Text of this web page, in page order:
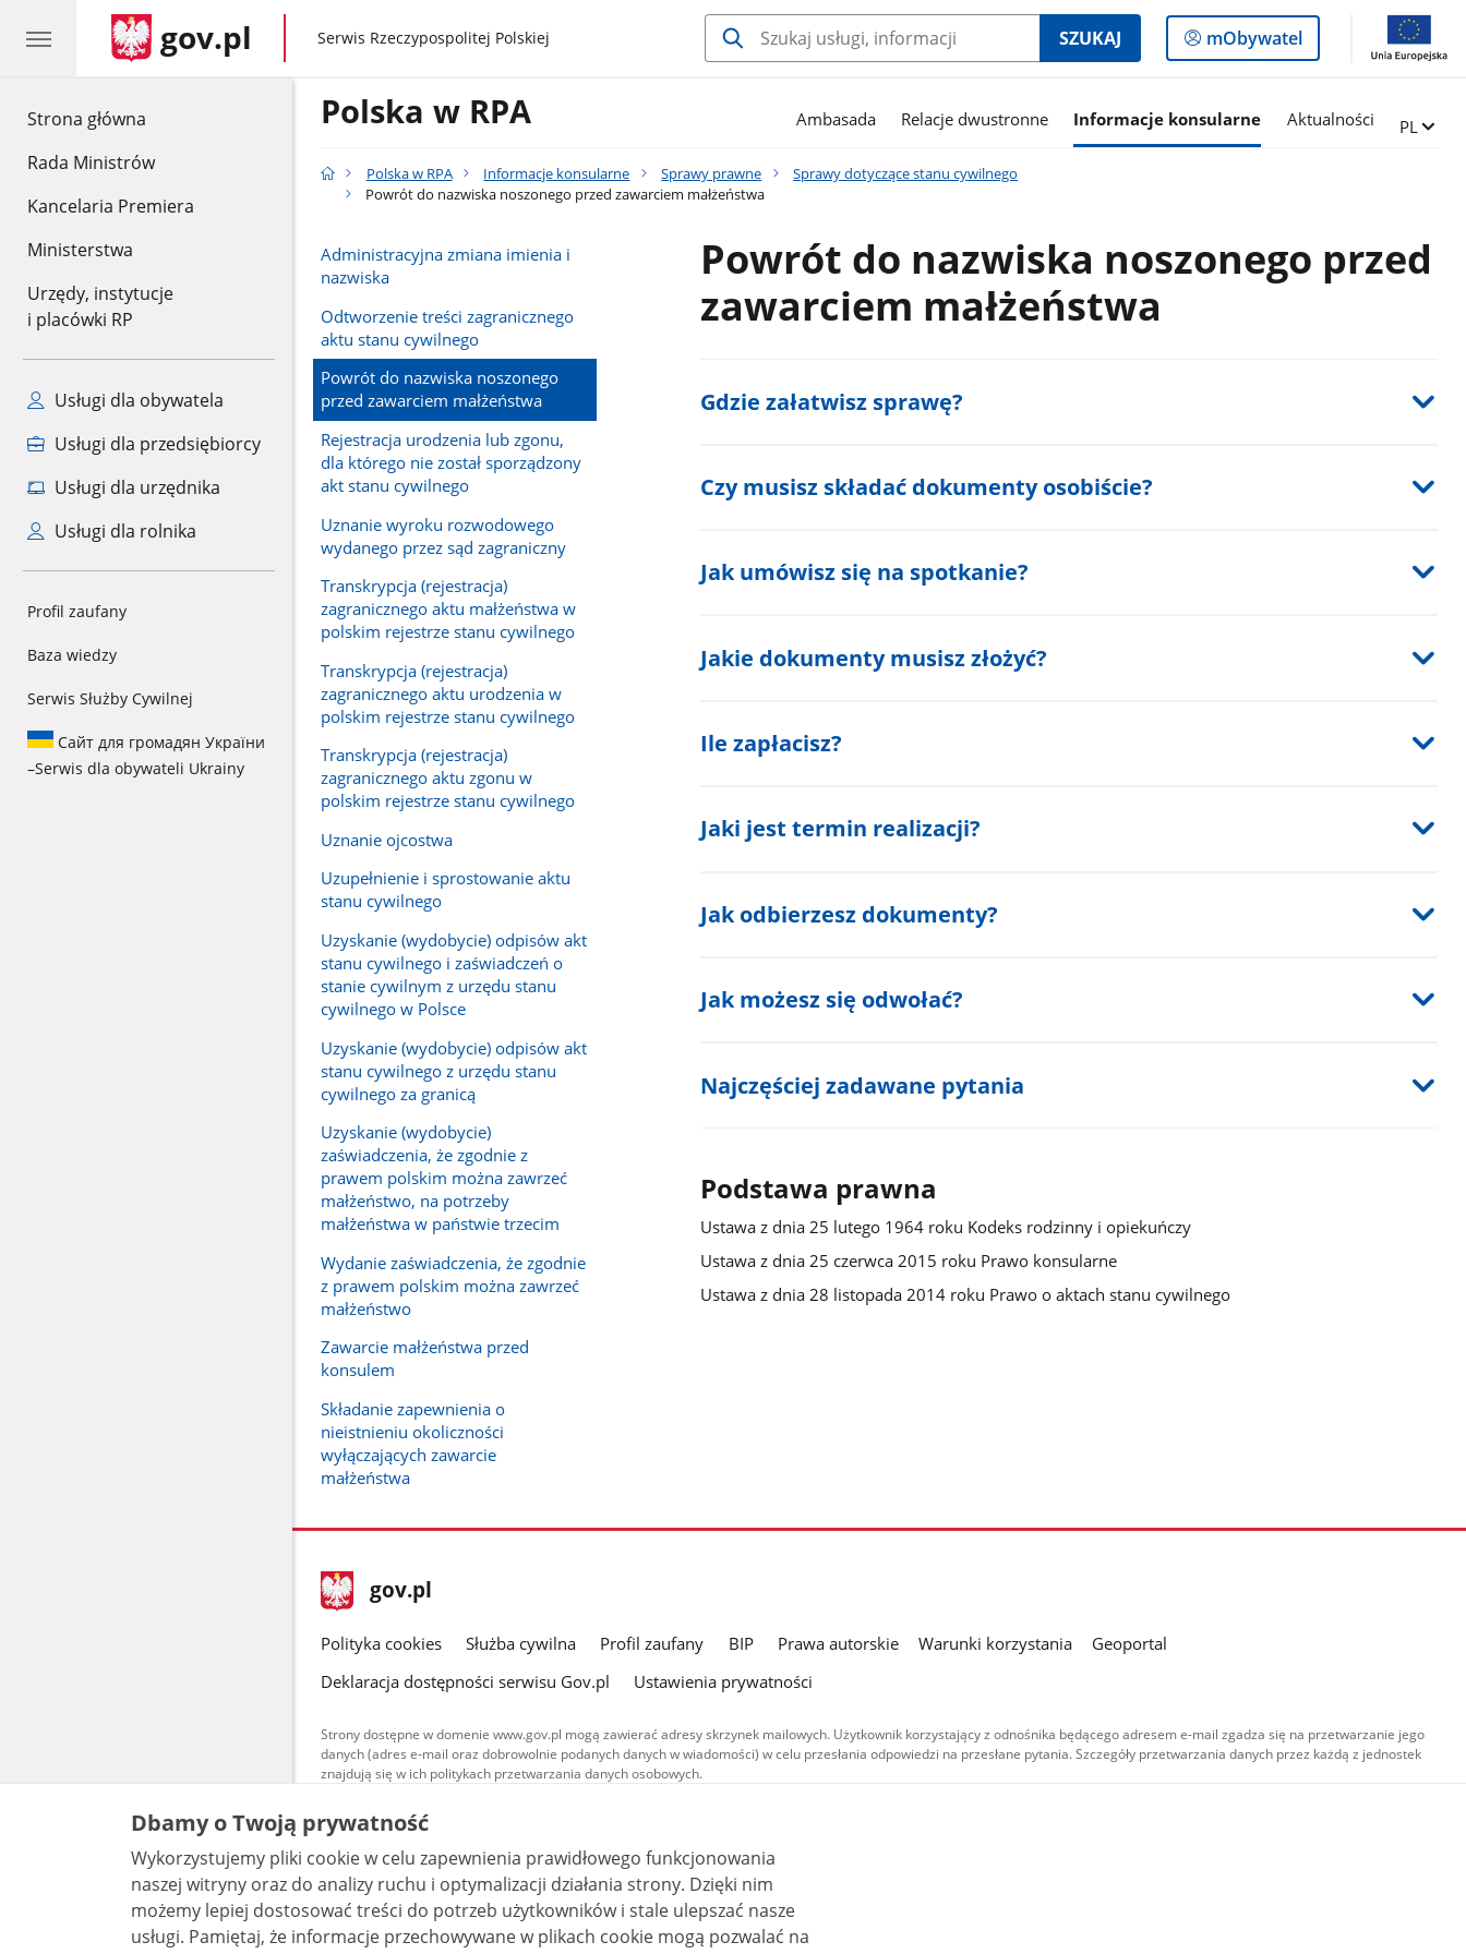
Strona główna
Rada Ministrów
Kancelaria Premiera
Ministerstwa
Urzędy, instytucje
i placówki RP
Usługi dla obywatela
Usługi dla przedsiębiorcy
Usługi dla urzędnika
Usługi dla rolnika
Profil zaufany
Baza wiedzy
Serwis Służby Cywilnej
Сайт для громадян України
–Serwis dla obywateli Ukrainy
gov.pl gov.pl
Serwis Rzeczypospolitej Polskiej SZUKAJ
Logowanie
do
mObywatel
Polska w RPA Ambasada Relacje dwustronne Informacje konsularne Aktualności Zmień
PL
Polska w RPA Informacje konsularne Sprawy prawne
Sprawy dotyczące stanu cywilnego
Powrót do nazwiska noszonego przed zawarciem małżeństwa
Administracyjna zmiana imienia i
nazwiska
Odtworzenie treści zagranicznego
aktu stanu cywilnego
Powrót do nazwiska noszonego
przed zawarciem małżeństwa
Rejestracja urodzenia lub zgonu,
dla którego nie został sporządzony
akt stanu cywilnego
Uznanie wyroku rozwodowego
wydanego przez sąd zagraniczny
Transkrypcja (rejestracja)
zagranicznego aktu małżeństwa w
polskim rejestrze stanu cywilnego
Transkrypcja (rejestracja)
zagranicznego aktu urodzenia w
polskim rejestrze stanu cywilnego
Transkrypcja (rejestracja)
zagranicznego aktu zgonu w
polskim rejestrze stanu cywilnego
Uznanie ojcostwa
Uzupełnienie i sprostowanie aktu
stanu cywilnego
Uzyskanie (wydobycie) odpisów akt
stanu cywilnego i zaświadczeń o
stanie cywilnym z urzędu stanu
cywilnego w Polsce
Uzyskanie (wydobycie) odpisów akt
stanu cywilnego z urzędu stanu
cywilnego za granicą
Uzyskanie (wydobycie)
zaświadczenia, że zgodnie z
prawem polskim można zawrzeć
małżeństwo, na potrzeby
małżeństwa w państwie trzecim
Wydanie zaświadczenia, że zgodnie
z prawem polskim można zawrzeć
małżeństwo
Zawarcie małżeństwa przed
konsulem
Składanie zapewnienia o
nieistnieniu okoliczności
wyłączających zawarcie
małżeństwa
Powrót do nazwiska noszonego przed
zawarciem małżeństwa
Gdzie załatwisz sprawę?
Czy musisz składać dokumenty osobiście?
Jak umówisz się na spotkanie?
Jakie dokumenty musisz złożyć?
Ile zapłacisz?
Jaki jest termin realizacji?
Jak odbierzesz dokumenty?
Jak możesz się odwołać?
Najczęściej zadawane pytania
Podstawa prawna
Ustawa z dnia 25 lutego 1964 roku Kodeks rodzinny i opiekuńczy
Ustawa z dnia 25 czerwca 2015 roku Prawo konsularne
Ustawa z dnia 28 listopada 2014 roku Prawo o aktach stanu cywilnego
stopka
gov.pl Strona
gov.pl
gov.pl
Polityka cookies Służba cywilna Profil zaufany BIP Prawa autorskie Warunki korzystania
Geoportal
Deklaracja dostępności serwisu Gov.pl
Ustawienia prywatności
Strony dostępne w domenie www.gov.pl mogą zawierać adresy skrzynek mailowych. Użytkownik korzystający z odnośnika będącego adresem e-mail zgadza się na przetwarzanie jego
danych (adres e-mail oraz dobrowolnie podanych danych w wiadomości) w celu przesłania odpowiedzi na przesłane pytania. Szczegóły przetwarzania danych przez każdą z jednostek
znajdują się w ich politykach przetwarzania danych osobowych.
Treści tekstowe publikowane w serwisie (z wyłączeniem treści audiowizualnych), są
udostępniane na licencji typu Creative Commons: uznanie autorstwa - na tych samych
warunkach 4.0 (CC BY-SA 4.0). Materiały audiowizualne, w tym zdjęcia, materiały audio i wideo,
są udostępniane na licencji typu Creative Commons: uznanie autorstwa użycie niekomercyjne -
bez utworów zależnych 4.0 (CC BY-NC-ND 4.0), o ile nie jest to stwierdzone inaczej.
Dbamy o Twoją prywatność
Wykorzystujemy pliki cookie w celu zapewnienia prawidłowego funkcjonowania
naszej witryny oraz do analizy ruchu i optymalizacji działania strony. Dzięki nim
możemy lepiej dostosować treści do potrzeb użytkowników i stale ulepszać nasze
usługi. Pamiętaj, że informacje przechowywane w plikach cookie mogą pozwalać na